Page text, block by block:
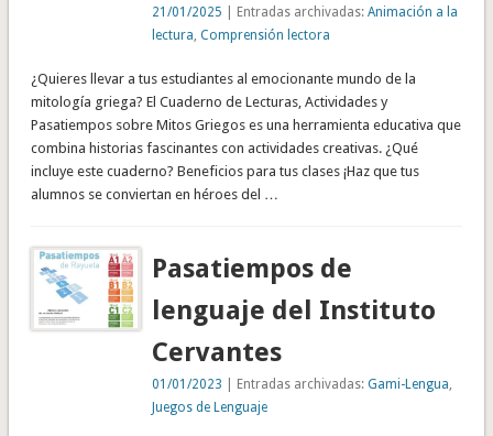
21/01/2025 | Entradas archivadas:Animación a la
lectura ,Comprensión lectora
¿Quieres llevar a tus estudiantes al emocionante mundo de la
mitología griega? El Cuaderno de Lecturas, Actividades y
Pasatiempos sobre Mitos Griegos es una herramienta educativa que
combina historias fascinantes con actividades creativas. ¿Qué
incluye este cuaderno? Beneficios para tus clases ¡Haz que tus
alumnos se conviertan en héroes del …
Pasatiempos de
lenguaje del Instituto
Cervantes
01/01/2023 | Entradas archivadas:Gami-Lengua
Juegos de Lenguaje